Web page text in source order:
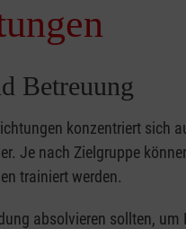
Betreuung
konzentriert sich
Je nach Zielgruppe
trainiert werden.
absolvieren sollten,